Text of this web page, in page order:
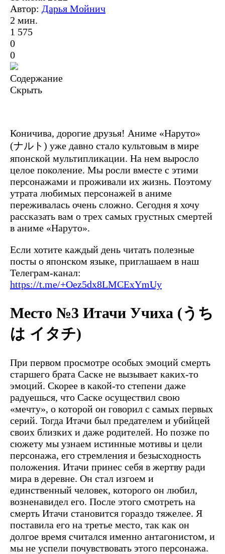
Автор: Дарья Мойнич
2 мин.
1 575
0
0
Содержание
Скрыть
Коничива, дорогие друзья! Аниме «Наруто»
(ナルト) уже давно стало культовым в мире
японской мультипликации. На нем выросло
целое поколение. Мы росли вместе с этими
персонажами и проживали их жизнь. Поэтому
утрата любимых персонажей в аниме
переживалась очень сложно. Сегодня я хочу
рассказать вам о трех самых грустных смертей
в аниме «Наруто».
Если хотите каждый день читать полезные
посты о японском языке, приглашаем в наш
Телеграм-канал:
https://t.me/+Oez5dx8LMCExYmUy
Место №3 Итачи Учиха (うち
は イタチ)
При первом просмотре особых эмоций смерть
старшего брата Саске не вызывает каких-то
эмоций. Скорее в какой-то степени даже
радуешься, что Саске осуществил свою
«мечту», о которой он говорил с самых первых
серий. Тогда Итачи был предателем и убийцей
своих близких и даже родителей. Но позже по
сюжету мы узнаем истинные мотивы и цели
персонажа, его стремления и безысходность
положения. Итачи принес себя в жертву ради
мира в деревне. Он стал изгоем и
единственный человек, которого он любил,
возненавидел его. После этого смотреть на
смерть Итачи становится гораздо тяжелее. Я
поставила его на третье место, так как он
долгое время считался именно антагонистом, и
мы не успели почувствовать этого персонажа.